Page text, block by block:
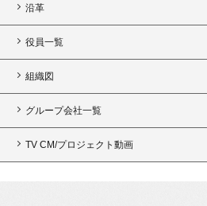
沿革
役員一覧
組織図
グループ会社一覧
TV CM/プロジェクト動画